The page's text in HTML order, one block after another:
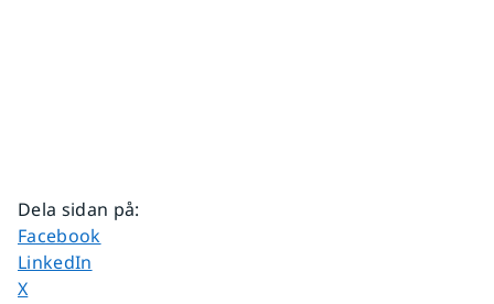
Dela sidan på:
Dela sidan på
Facebook
Dela sidan på
LinkedIn
Dela sidan på
X